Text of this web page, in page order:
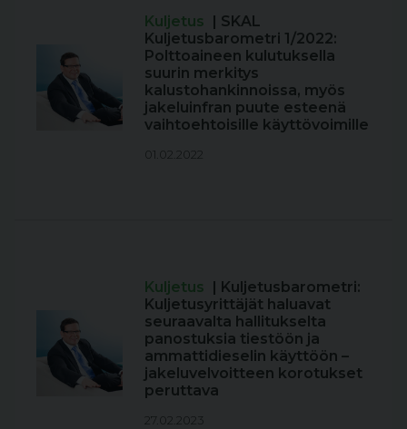
Kuljetus
| SKAL
Kuljetusbarometri 1/2022:
Polttoaineen kulutuksella
suurin merkitys
kalustohankinnoissa, myös
jakeluinfran puute esteenä
vaihtoehtoisille käyttövoimille
01.02.2022
Kuljetus
| Kuljetusbarometri:
Kuljetusyrittäjät haluavat
seuraavalta hallitukselta
panostuksia tiestöön ja
ammattidieselin käyttöön –
jakeluvelvoitteen korotukset
peruttava
27.02.2023